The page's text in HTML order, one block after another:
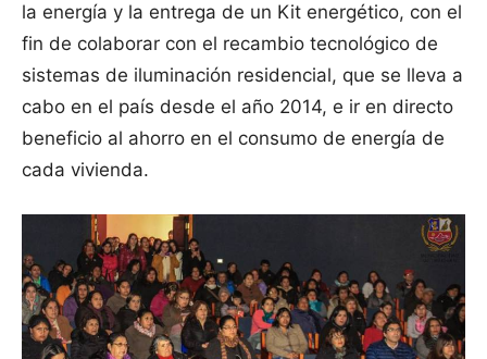
la energía y la entrega de un Kit energético, con el
fin de colaborar con el recambio tecnológico de
sistemas de iluminación residencial, que se lleva a
cabo en el país desde el año 2014, e ir en directo
beneficio al ahorro en el consumo de energía de
cada vivienda.